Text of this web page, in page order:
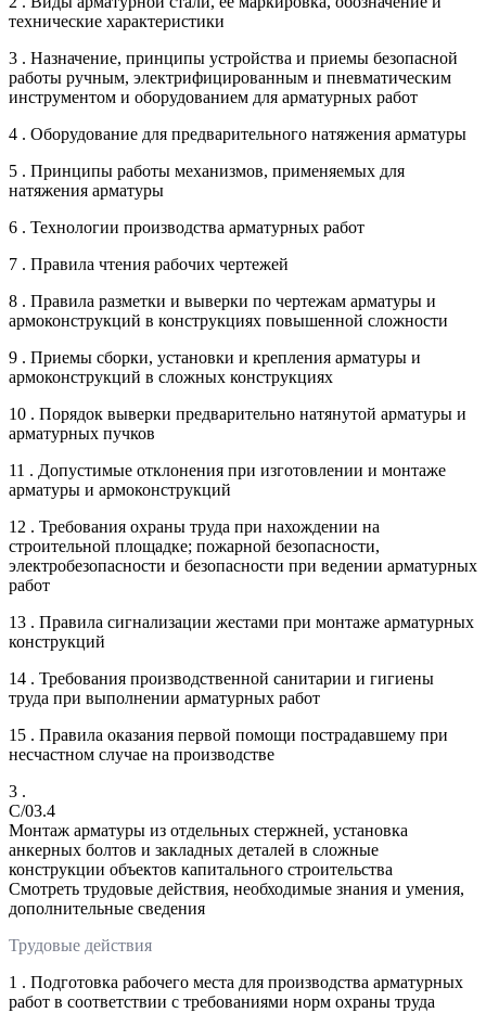
технические характеристики
3 . Назначение, принципы устройства и приемы безопасной
работы ручным, электрифицированным и пневматическим
инструментом и оборудованием для арматурных работ
4 . Оборудование для предварительного натяжения арматуры
5 . Принципы работы механизмов, применяемых для
натяжения арматуры
6 . Технологии производства арматурных работ
7 . Правила чтения рабочих чертежей
8 . Правила разметки и выверки по чертежам арматуры и
армоконструкций в конструкциях повышенной сложности
9 . Приемы сборки, установки и крепления арматуры и
армоконструкций в сложных конструкциях
10 . Порядок выверки предварительно натянутой арматуры и
арматурных пучков
11 . Допустимые отклонения при изготовлении и монтаже
арматуры и армоконструкций
12 . Требования охраны труда при нахождении на
строительной площадке; пожарной безопасности,
электробезопасности и безопасности при ведении арматурных
работ
13 . Правила сигнализации жестами при монтаже арматурных
конструкций
14 . Требования производственной санитарии и гигиены
труда при выполнении арматурных работ
15 . Правила оказания первой помощи пострадавшему при
несчастном случае на производстве
3 .
C/03.4
Монтаж арматуры из отдельных стержней, установка
анкерных болтов и закладных деталей в сложные
конструкции объектов капитального строительства
Смотреть трудовые действия, необходимые знания и умения,
дополнительные сведения
Трудовые действия
1 . Подготовка рабочего места для производства арматурных
работ в соответствии с требованиями норм охраны труда